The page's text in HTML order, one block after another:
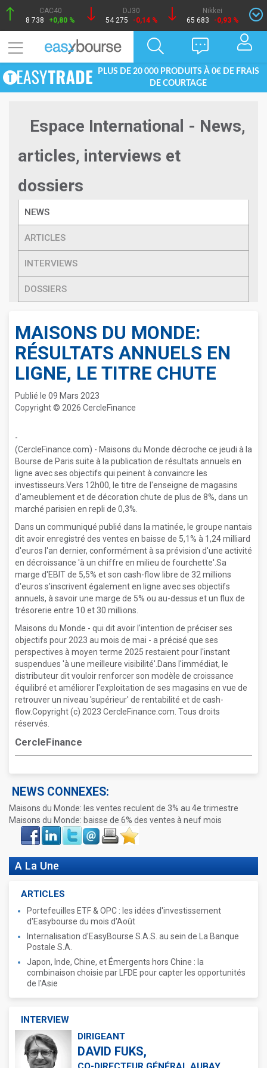
CAC40
8 738
+0,80 %
DJ30
54 275
-0,14 %
Nikkei
65 683
-0,93 %
PLUS DE 20 000 PRODUITS À 0€ DE FRAIS
DE COURTAGE
Espace International - News,
articles, interviews et
dossiers
NEWS
ARTICLES
INTERVIEWS
DOSSIERS
MAISONS DU MONDE:
RÉSULTATS ANNUELS EN
LIGNE, LE TITRE CHUTE
Publié le 09 Mars 2023
Copyright © 2026 CercleFinance
-
(CercleFinance.com) - Maisons du Monde décroche ce jeudi à la
Bourse de Paris suite à la publication de résultats annuels en
ligne avec ses objectifs qui peinent à convaincre les
investisseurs.Vers 12h00, le titre de l'enseigne de magasins
d'ameublement et de décoration chute de plus de 8%, dans un
marché parisien en repli de 0,3%.
Dans un communiqué publié dans la matinée, le groupe nantais
dit avoir enregistré des ventes en baisse de 5,1% à 1,24 milliard
d'euros l'an dernier, conformément à sa prévision d'une activité
en décroissance 'à un chiffre en milieu de fourchette'.Sa
marge d'EBIT de 5,5% et son cash-flow libre de 32 millions
d'euros s'inscrivent également en ligne avec ses objectifs
annuels, à savoir une marge de 5% ou au-dessus et un flux de
trésorerie entre 10 et 30 millions.
Maisons du Monde - qui dit avoir l'intention de préciser ses
objectifs pour 2023 au mois de mai - a précisé que ses
perspectives à moyen terme 2025 restaient pour l'instant
suspendues 'à une meilleure visibilité'.Dans l'immédiat, le
distributeur dit vouloir renforcer son modèle de croissance
équilibré et améliorer l'exploitation de ses magasins en vue de
retrouver un niveau 'supérieur' de rentabilité et de cash-
flow.Copyright (c) 2023 CercleFinance.com. Tous droits
réservés.
CercleFinance
NEWS CONNEXES:
Maisons du Monde: les ventes reculent de 3% au 4e trimestre
Maisons du Monde: baisse de 6% des ventes à neuf mois
Face
book
LinkIn Twitter Envoyer ImprimerFavoris
A La Une
ARTICLES
Portefeuilles ETF & OPC : les idées d'investissement
d'Easybourse du mois d'Août
Internalisation d'EasyBourse S.A.S. au sein de La Banque
Postale S.A.
Japon, Inde, Chine, et Émergents hors Chine : la
combinaison choisie par LFDE pour capter les opportunités
de l'Asie
INTERVIEW
DIRIGEANT
DAVID FUKS,